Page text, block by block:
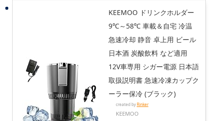
KEEMOO ドリンクホルダー
9℃～58℃ 車載＆自宅 冷温
急速冷却 静音 卓上用 ビール
日本酒 炭酸飲料 など適用
12V車専用 シガー電源 日本語
取扱説明書 急速冷凍カップク
ーラー保冷 (ブラック)
created byRinker
KEEMOO